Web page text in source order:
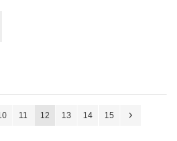
11 12 13 14 15